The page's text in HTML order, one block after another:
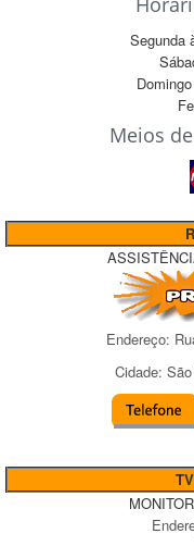
Segunda
Meios
Endereço:
Cidade: